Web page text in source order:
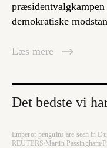
demokratiske
Læs mere
Det bedste vi
Emperor penguins are seen in
REUTERS/Martin Passingham/